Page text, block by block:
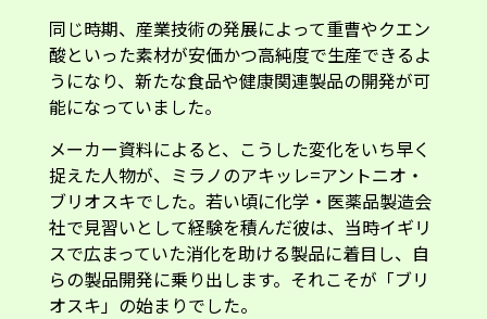
同じ時期、産業技術の発展によって重曹やクエン
酸といった素材が安価かつ高純度で生産できるよ
うになり、新たな食品や健康関連製品の開発が可
能になっていました。
メーカー資料によると、こうした変化をいち早く
捉えた人物が、ミラノのアキッレ=アントニオ・
ブリオスキでした。若い頃に化学・医薬品製造会
社で見習いとして経験を積んだ彼は、当時イギリ
スで広まっていた消化を助ける製品に着目し、自
らの製品開発に乗り出します。それこそが「ブリ
オスキ」の始まりでした。